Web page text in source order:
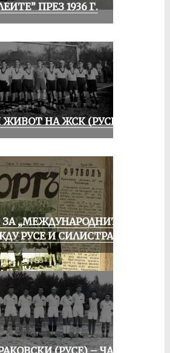
ПРЕЗ 1936 Г.
ЖИВОТ НА ЖСК (РУСЕ)
ЗА „МЕЖДУНАРОДНИТЕ“
РУСЕ И СИЛИСТРА